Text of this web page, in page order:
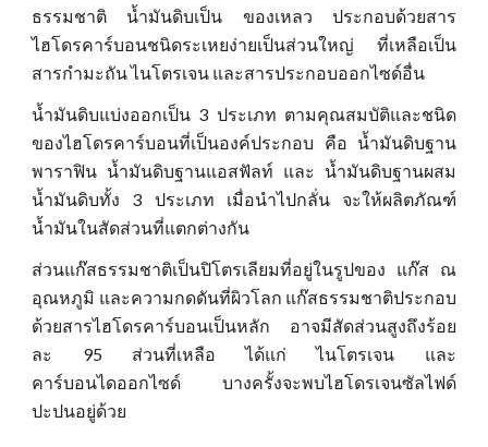
ธรรมชาติ น้ำมันดิบเป็น ของเหลว ประกอบด้วยสาร
ไฮโดรคาร์บอนชนิดระเหยง่ายเป็นส่วนใหญ่ ที่เหลือเป็น
สารกำมะถัน ไนโตรเจน และสารประกอบออกไซด์อื่น
น้ำมันดิบแบ่งออกเป็น 3 ประเภท ตามคุณสมบัติและชนิด
ของไฮโดรคาร์บอนที่เป็นองค์ประกอบ คือ น้ำมันดิบฐาน
พาราฟิน น้ำมันดิบฐานแอสฟัลท์ และ น้ำมันดิบฐานผสม
น้ำมันดิบทั้ง 3 ประเภท เมื่อนำไปกลั่น จะให้ผลิตภัณฑ์
น้ำมันในสัดส่วนที่แตกต่างกัน
ส่วนแก๊สธรรมชาติเป็นปิโตรเลียมที่อยู่ในรูปของ แก๊ส ณ
อุณหภูมิ และความกดดันที่ผิวโลก แก๊สธรรมชาติประกอบ
ด้วยสารไฮโดรคาร์บอนเป็นหลัก อาจมีสัดส่วนสูงถึงร้อย
ละ 95 ส่วนที่เหลือ ได้แก่ ไนโตรเจน และ
คาร์บอนไดออกไซด์ บางครั้งจะพบไฮโดรเจนซัลไฟด์
ปะปนอยู่ด้วย